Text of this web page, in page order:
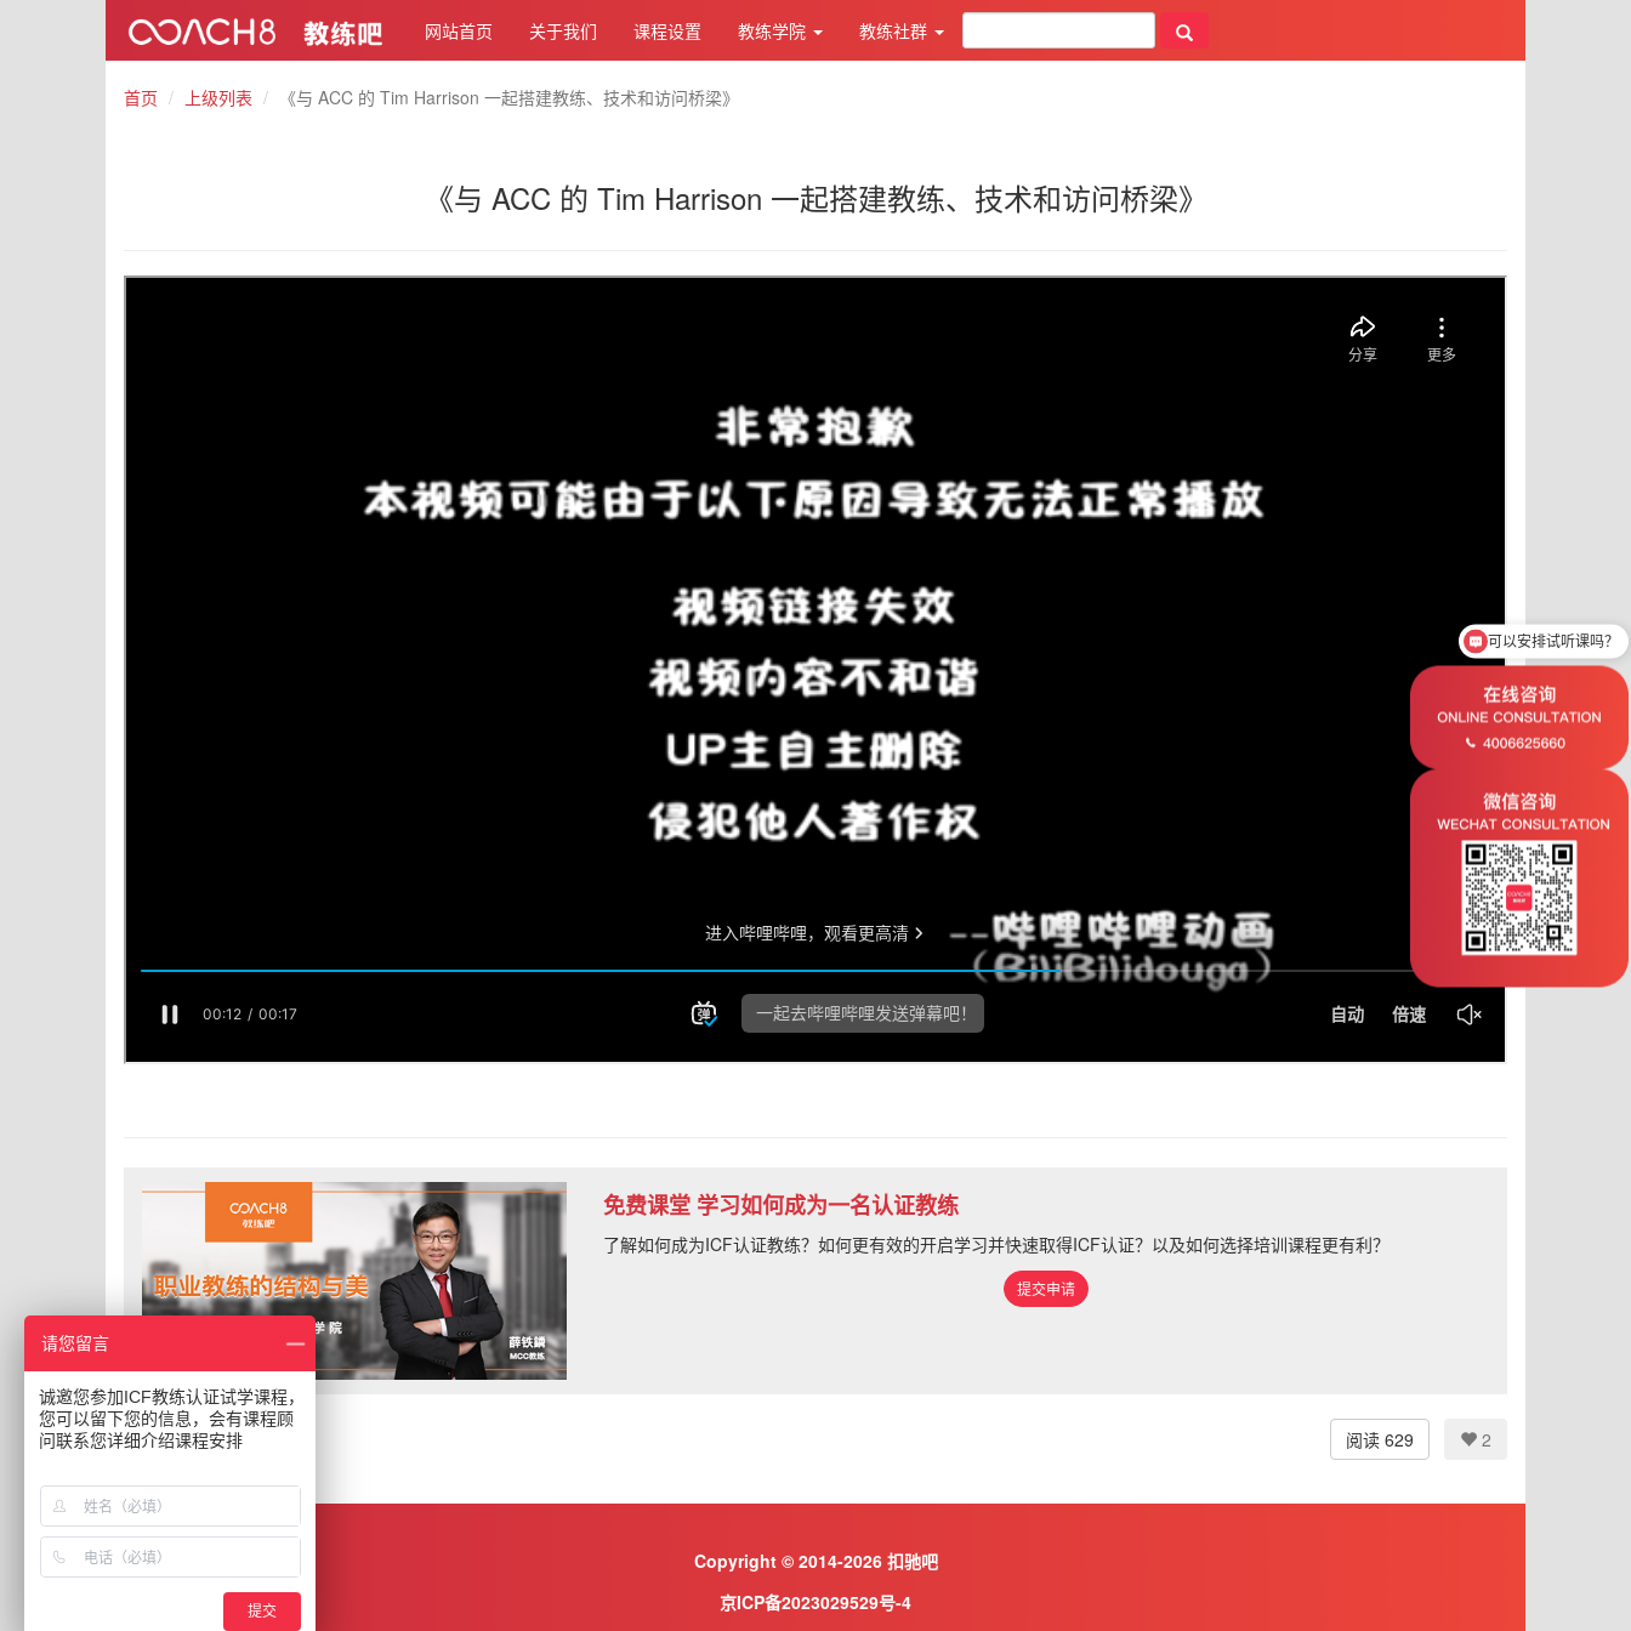
网站首页 关于我们 课程设置 教练学院 教练社群
首页 上级列表 《与 ACC 的 Tim Harrison 一起搭建教练、技术和访问桥梁》
《与 ACC 的 Tim Harrison 一起搭建教练、技术和访问桥梁》
免费课堂 学习如何成为一名认证教练
了解如何成为ICF认证教练？如何更有效的开启学习并快速取得ICF认证？以及如何选择培训课程更有利？
提交申请
阅读 629 2
Copyright © 2014-2026 扣驰吧
京ICP备2023029529号-4
可以安排试听课吗？
请您留言
诚邀您参加ICF教练认证试学课程，
您可以留下您的信息，会有课程顾
问联系您详细介绍课程安排
提交